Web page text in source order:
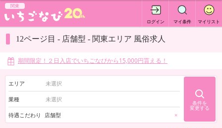
関東
ログイン マイ条件 マイリスト
12ページ目 - 店舗型 - 関東エリア 風俗求人
期間限定！２日入店でいちごなびから15,000円貰える！
エリア
業種
待遇こだわり 店舗型 ×
条件を
変更する